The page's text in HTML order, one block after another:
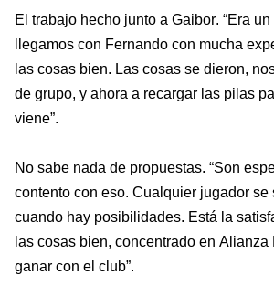
El trabajo hecho junto a Gaibor. “Era
llegamos con Fernando con mucha
las cosas bien. Las cosas se dieron,
de grupo, y ahora a recargar las pilas
viene”.
No sabe nada de propuestas. “Son
contento con eso. Cualquier jugador se
cuando hay posibilidades. Está la
las cosas bien, concentrado en Alianza
ganar con el club”.